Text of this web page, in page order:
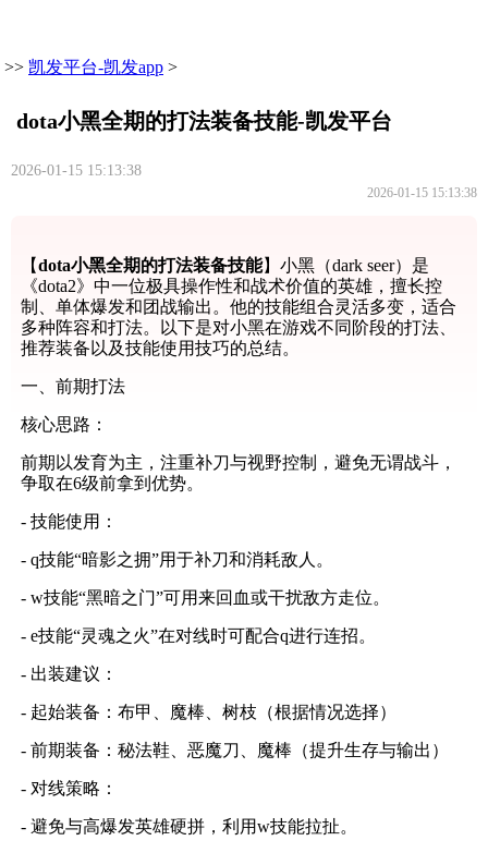
>> 凯发平台-凯发app >
dota小黑全期的打法装备技能-凯发平台
2026-01-15 15:13:38
2026-01-15 15:13:38
【dota小黑全期的打法装备技能】小黑（dark seer）是
《dota2》中一位极具操作性和战术价值的英雄，擅长控
制、单体爆发和团战输出。他的技能组合灵活多变，适合
多种阵容和打法。以下是对小黑在游戏不同阶段的打法、
推荐装备以及技能使用技巧的总结。
一、前期打法
核心思路：
前期以发育为主，注重补刀与视野控制，避免无谓战斗，
争取在6级前拿到优势。
- 技能使用：
- q技能“暗影之拥”用于补刀和消耗敌人。
- w技能“黑暗之门”可用来回血或干扰敌方走位。
- e技能“灵魂之火”在对线时可配合q进行连招。
- 出装建议：
- 起始装备：布甲、魔棒、树枝（根据情况选择）
- 前期装备：秘法鞋、恶魔刀、魔棒（提升生存与输出）
- 对线策略：
- 避免与高爆发英雄硬拼，利用w技能拉扯。